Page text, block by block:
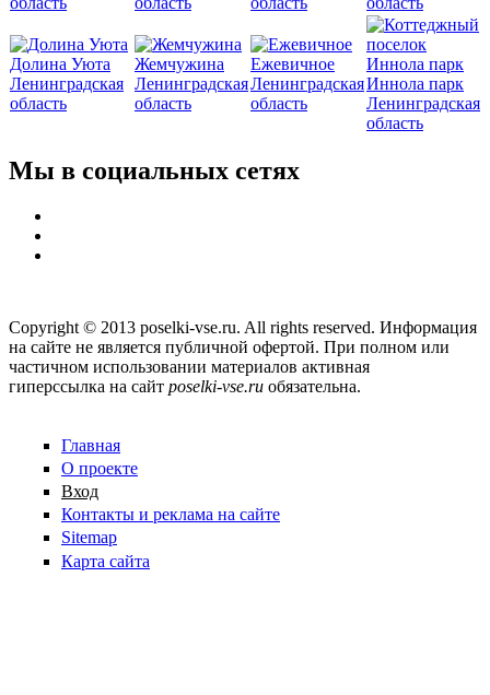
Долина Уюта
Ленинградская
область
Жемчужина
Ленинградская
область
Ежевичное
Ленинградская
область
Иннола парк
Ленинградская
область
Мы в социальных сетях
Copyright © 2013 poselki-vse.ru. All rights reserved. Информация
на сайте не является публичной офертой. При полном или
частичном использовании материалов активная
гиперссылка на сайт poselki-vse.ru​ обязательна.
Главная
О проекте
Вход
Контакты и реклама на сайте
Sitemap
Карта сайта